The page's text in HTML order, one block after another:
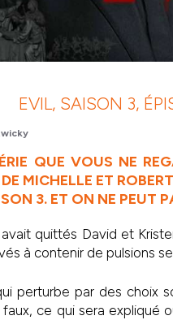
EVIL, SAISON 3,
QUE VOUS NE
MICHELLE ET
3. ET ON NE PEUT
quittés David et
à contenir de pulsions
perturbe par des choix
ce qui sera expliqué